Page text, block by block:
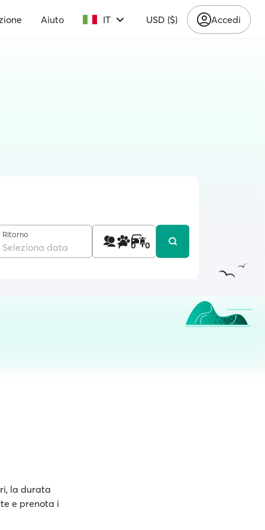
Aiuto IT USD ($) Accedi
Ritorno
Seleziona data 1 0 0
la durata
e prenota i